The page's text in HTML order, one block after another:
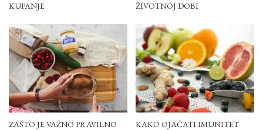
KUPANJE
ŽIVOTNOJ DOBI
ZAŠTO JE VAŽNO PRAVILNO
KAKO OJAČATI IMUNITET